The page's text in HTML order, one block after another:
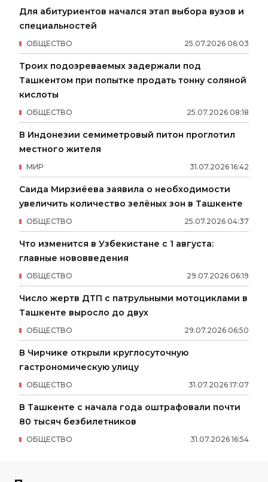
Для абитуриентов начался этап выбора вузов и
специальностей
25.07.2026 06:03
ОБЩЕСТВО
Троих подозреваемых задержали под
Ташкентом при попытке продать тонну соляной
кислоты
25.07.2026 08:18
ОБЩЕСТВО
В Индонезии семиметровый питон проглотил
местного жителя
31.07.2026 16:42
МИР
Саида Мирзиёева заявила о необходимости
увеличить количество зелёных зон в Ташкенте
25.07.2026 04:37
ОБЩЕСТВО
Что изменится в Узбекистане с 1 августа:
главные нововведения
29.07.2026 06:19
ОБЩЕСТВО
Число жертв ДТП с патрульными мотоциклами в
Ташкенте выросло до двух
29.07.2026 06:50
ОБЩЕСТВО
В Чирчике открыли круглосуточную
гастрономическую улицу
31.07.2026 17:07
ОБЩЕСТВО
В Ташкенте с начала года оштрафовали почти
80 тысяч безбилетников
31.07.2026 16:54
ОБЩЕСТВО